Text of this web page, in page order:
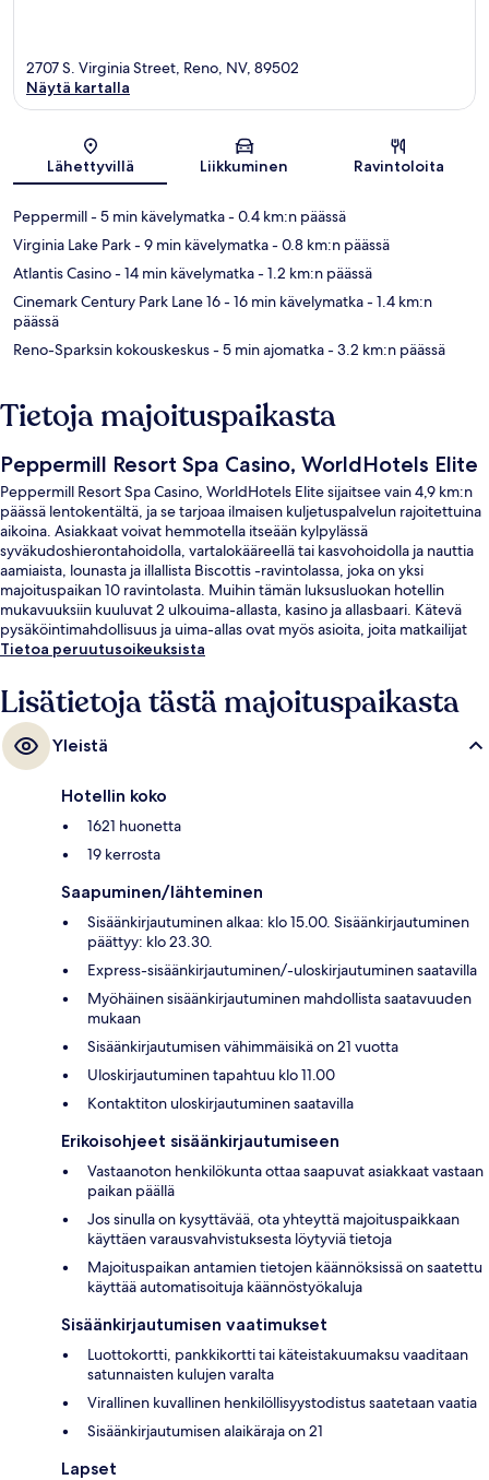
Kartta
2707 S. Virginia Street, Reno, NV, 89502
Näytä kartalla
Lähettyvillä Liikkuminen Ravintoloita
Peppermill- 5 min kävelymatka- 0.4 km:n päässä
Virginia Lake Park- 9 min kävelymatka- 0.8 km:n päässä
Atlantis Casino- 14 min kävelymatka- 1.2 km:n päässä
Cinemark Century Park Lane 16- 16 min kävelymatka- 1.4 km:n
päässä
Reno-Sparksin kokouskeskus- 5 min ajomatka- 3.2 km:n päässä
Tietoja majoituspaikasta
Peppermill Resort Spa Casino, WorldHotels Elite
Peppermill Resort Spa Casino, WorldHotels Elite sijaitsee vain 4,9 km:n
päässä lentokentältä, ja se tarjoaa ilmaisen kuljetuspalvelun rajoitettuina
aikoina. Asiakkaat voivat hemmotella itseään kylpylässä
syväkudoshierontahoidolla, vartalokääreellä tai kasvohoidolla ja nauttia
aamiaista, lounasta ja illallista Biscottis -ravintolassa, joka on yksi
majoituspaikan 10 ravintolasta. Muihin tämän luksusluokan hotellin
mukavuuksiin kuuluvat 2 ulkouima-allasta, kasino ja allasbaari. Kätevä
pysäköintimahdollisuus ja uima-allas ovat myös asioita, joita matkailijat
arvostavat.
Tietoa peruutusoikeuksista
Lisätietoja tästä majoituspaikasta
Yleistä
Hotellin koko
1621 huonetta
19 kerrosta
Saapuminen/lähteminen
Sisäänkirjautuminen alkaa: klo 15.00. Sisäänkirjautuminen
päättyy: klo 23.30.
Express-sisäänkirjautuminen/-uloskirjautuminen saatavilla
Myöhäinen sisäänkirjautuminen mahdollista saatavuuden
mukaan
Sisäänkirjautumisen vähimmäisikä on 21 vuotta
Uloskirjautuminen tapahtuu klo 11.00
Kontaktiton uloskirjautuminen saatavilla
Erikoisohjeet sisäänkirjautumiseen
Vastaanoton henkilökunta ottaa saapuvat asiakkaat vastaan
paikan päällä
Jos sinulla on kysyttävää, ota yhteyttä majoituspaikkaan
käyttäen varausvahvistuksesta löytyviä tietoja
Majoituspaikan antamien tietojen käännöksissä on saatettu
käyttää automatisoituja käännöstyökaluja
Sisäänkirjautumisen vaatimukset
Luottokortti, pankkikortti tai käteistakuumaksu vaaditaan
satunnaisten kulujen varalta
Virallinen kuvallinen henkilöllisyystodistus saatetaan vaatia
Sisäänkirjautumisen alaikäraja on 21
Lapset